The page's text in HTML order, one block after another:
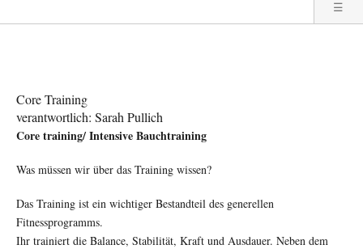
☰
Core Training
verantwortlich: Sarah Pullich
Core training/ Intensive Bauchtraining
Was müssen wir über das Training wissen?
Das Training ist ein wichtiger Bestandteil des generellen
Fitnessprogramms.
Ihr trainiert die Balance, Stabilität, Kraft und Ausdauer. Neben dem